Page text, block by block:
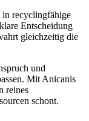
in recyclingfähige
Entscheidung
gleichzeitig die
und
Mit Anicanis
reines
schont.